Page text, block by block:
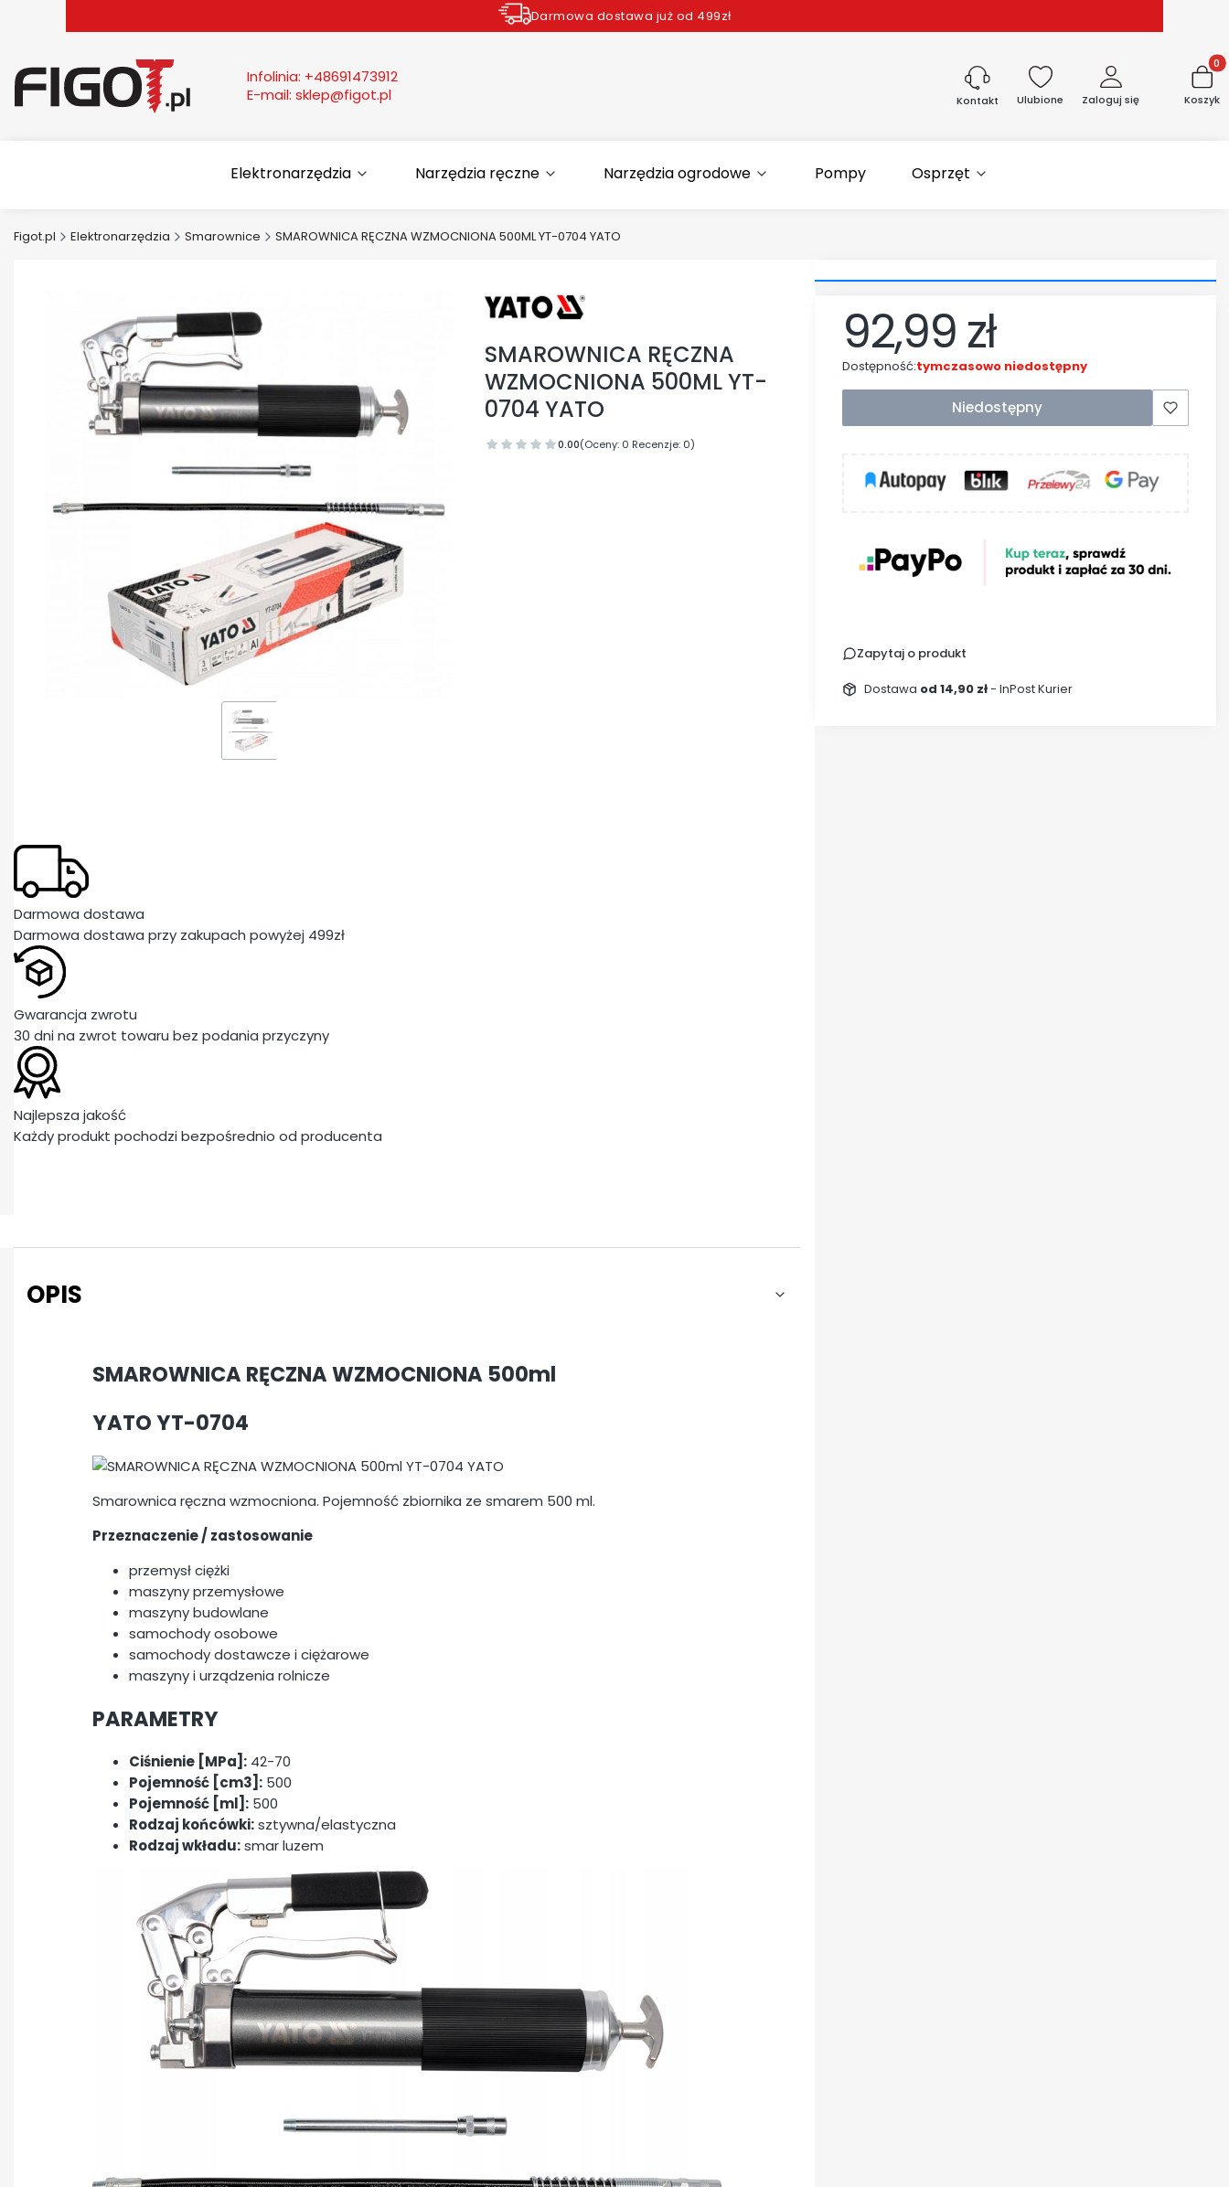
Darmowa dostawa już od 499zł
Infolinia: +48691473912
E-mail: sklep@figot.pl Kontakt Ulubione Zaloguj się Koszyk
Elektronarzędzia Narzędzia ręczne Narzędzia ogrodowe Pompy Osprzęt
Figot.pl Elektronarzędzia Smarownice SMAROWNICA RĘCZNA WZMOCNIONA 500ML YT-0704 YATO
SMAROWNICA RĘCZNA
WZMOCNIONA 500ML YT-
0704 YATO
0.00(Oceny: 0 Recenzje: 0)
Darmowa dostawa
Darmowa dostawa przy zakupach powyżej 499zł
Gwarancja zwrotu
30 dni na zwrot towaru bez podania przyczyny
Najlepsza jakość
Każdy produkt pochodzi bezpośrednio od producenta
OPIS
SMAROWNICA RĘCZNA WZMOCNIONA 500ml
YATO YT-0704
Smarownica ręczna wzmocniona. Pojemność zbiornika ze smarem 500 ml.
Przeznaczenie / zastosowanie
przemysł ciężki
maszyny przemysłowe
maszyny budowlane
samochody osobowe
samochody dostawcze i ciężarowe
maszyny i urządzenia rolnicze
PARAMETRY
Ciśnienie [MPa]: 42-70
Pojemność [cm3]: 500
Pojemność [ml]: 500
Rodzaj końcówki:sztywna/elastyczna
Rodzaj wkładu:smar luzem
Cena
92,99 zł
Dostępność:tymczasowo niedostępny
Niedostępny
Zapytaj o produkt
Dostawa od 14,90 zł- InPost Kurier